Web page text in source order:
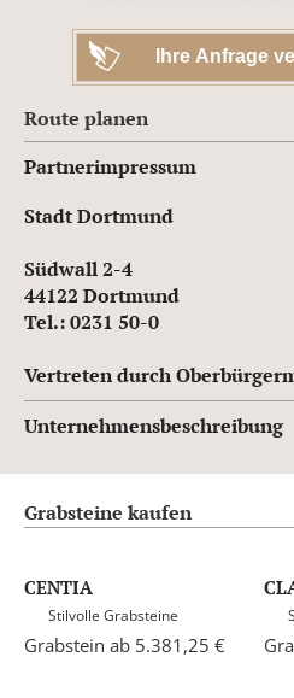
Route planen
Partnerimpressum
Stadt Dortmund
Südwall 2-4
44122 Dortmund
Tel.: 0231 50-0
Vertreten durch
Unternehmensbeschreibung
Grabsteine kaufen
CENTIA
Stilvolle Grabsteine
Grabstein ab 5.381,25 €